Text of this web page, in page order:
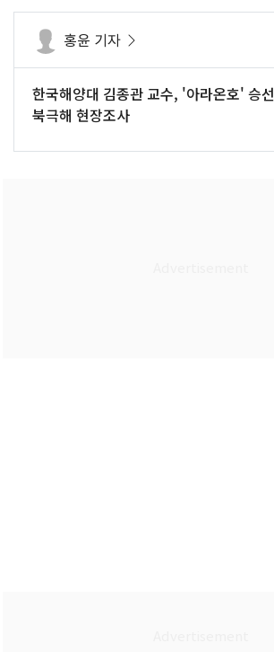
홍윤 기자
한국해양대 김종관 교수, '아라온호' 승선
북극해 현장조사